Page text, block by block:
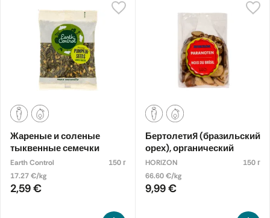
Жареные и соленые
тыквенные семечки
Earth Control
150 г
17.27 €/kg
2,59 €
Бертолетия (бразильский
орех), органический
HORIZON
150 г
66.60 €/kg
9,99 €